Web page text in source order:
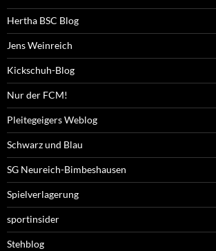
Hertha BSC Blog
Jens Weinreich
Kickschuh-Blog
Nur der FCM!
Pleitegeigers Weblog
Schwarz und Blau
SG Neureich-Bimbeshausen
Spielverlagerung
sportinsider
Stehblog